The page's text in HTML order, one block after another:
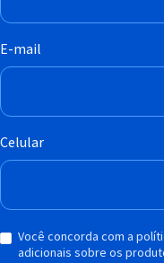
E-mail
Celular
Você concorda com a
adicionais sobre os